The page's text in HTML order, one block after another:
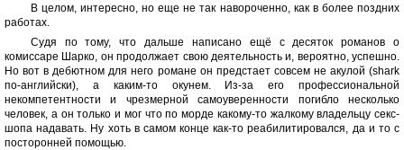
В целом, интересно, но еще не так навороченно, как в более поздних
работах.
Судя по тому, что дальше написано ещё с десяток романов о
комиссаре Шарко, он продолжает свою деятельность и, вероятно, успешно.
Но вот в дебютном для него романе он предстает совсем не акулой (shark
по-английски), а каким-то окунем. Из-за его профессиональной
некомпетентности и чрезмерной самоуверенности погибло несколько
человек, а он только и мог что по морде какому-то жалкому владельцу секс-
шопа надавать. Ну хоть в самом конце как-то реабилитировался, да и то с
посторонней помощью.